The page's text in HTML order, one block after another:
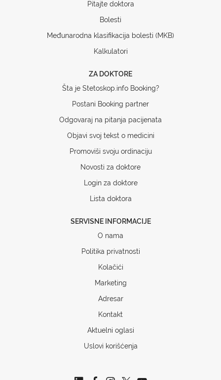
Pitajte doktora
Bolesti
Međunarodna klasifikacija bolesti (MKB)
Kalkulatori
ZA DOKTORE
Šta je Stetoskop.info Booking?
Postani Booking partner
Odgovaraj na pitanja pacijenata
Objavi svoj tekst o medicini
Promoviši svoju ordinaciju
Novosti za doktore
Login za doktore
Lista doktora
SERVISNE INFORMACIJE
O nama
Politika privatnosti
Kolačići
Marketing
Adresar
Kontakt
Aktuelni oglasi
Uslovi korišćenja